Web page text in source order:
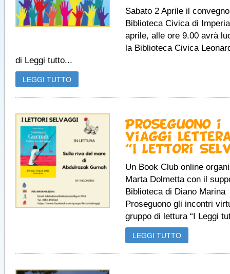
Sabato 2 Aprile il
Biblioteca Civica di
aprile, alle ore 9.00 avrà
la Biblioteca Civica
di Leggi tutto...
LEGGI TUTTO
Proseguono i
viaggi
“I Lettori
Un Book Club online
Marta Dolmetta con il
Biblioteca di Diano Marina
Proseguono gli incontri
gruppo di lettura “I Leggi
LEGGI TUTTO